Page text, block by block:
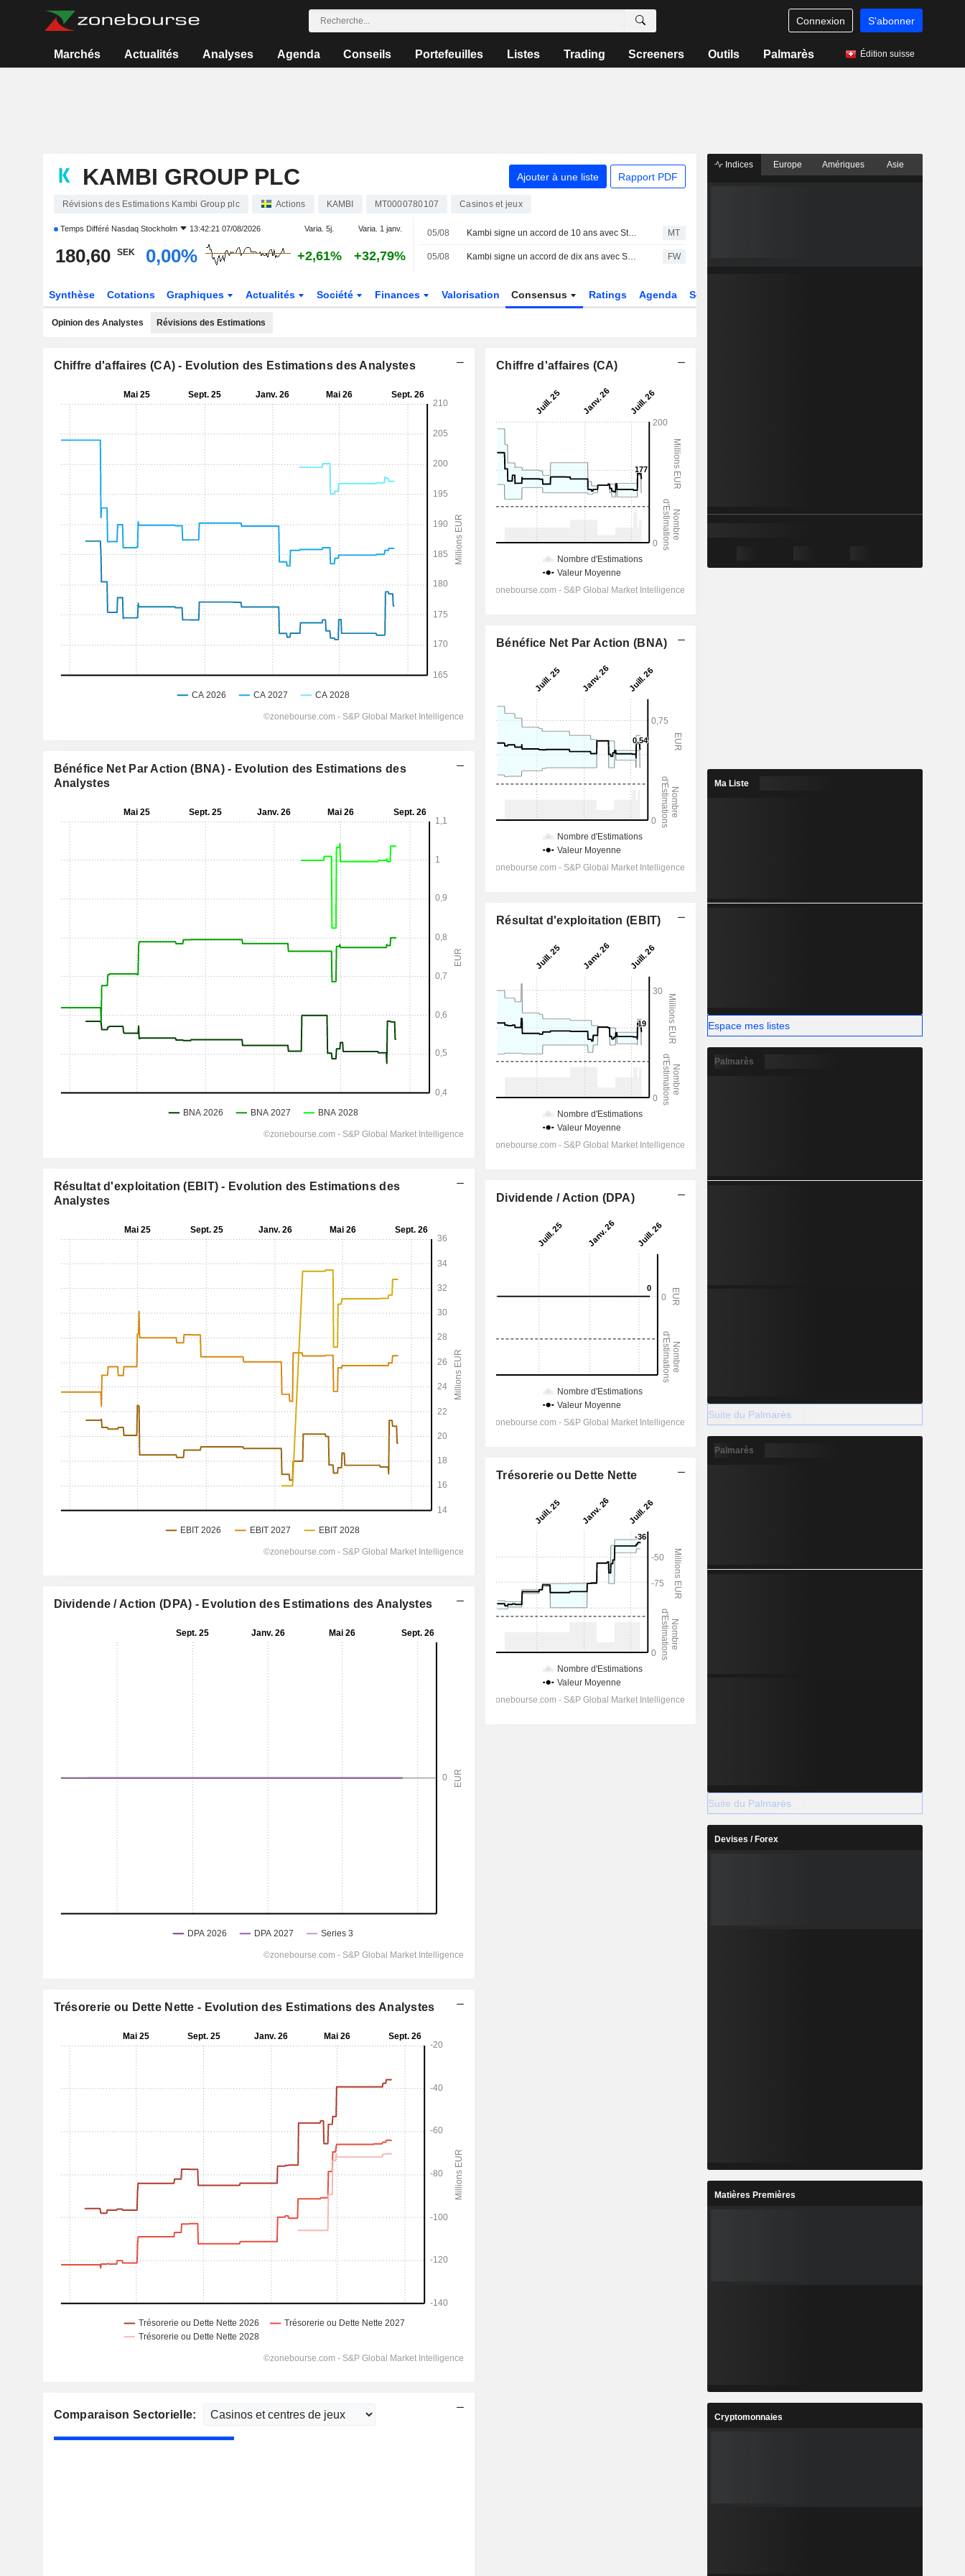
Connexion S'abonner
Marchés Actualités Analyses Agenda Conseils Portefeuilles Listes Trading Screeners Outils Palmarès Édition suisse
KAMBI GROUP PLC Ajouter à une liste Rapport PDF
Révisions des Estimations Kambi Group plc Actions KAMBI MT0000780107 Casinos et jeux
Temps Différé Nasdaq Stockholm 13:42:21 07/08/2026 Varia. 5j. Varia. 1 janv.
180,60 SEK 0,00% +2,61% +32,79%
05/08 Kambi signe un accord de 10 ans avec Station Casinos sur les technologies de paris sportifs MT
05/08 Kambi signe un accord de dix ans avec Station Casinos dans le Nevada FW
Synthèse Cotations Graphiques Actualités Société Finances Valorisation Consensus Ratings Agenda Secteur
Opinion des Analystes Révisions des Estimations
Chiffre d'affaires (CA) - Evolution des Estimations des Analystes
Bénéfice Net Par Action (BNA) - Evolution des Estimations des
Analystes
Résultat d'exploitation (EBIT) - Evolution des Estimations des
Analystes
Dividende / Action (DPA) - Evolution des Estimations des Analystes
Trésorerie ou Dette Nette - Evolution des Estimations des Analystes
Comparaison Sectorielle:
Chiffre d'affaires (CA)
Bénéfice Net Par Action (BNA)
Résultat d'exploitation (EBIT)
Dividende / Action (DPA)
Trésorerie ou Dette Nette
Indices Europe Amériques Asie
Ma Liste
Espace mes listes
Palmarès
Suite du Palmarès
Palmarès
Suite du Palmarès
Devises / Forex
Matières Premières
Cryptomonnaies